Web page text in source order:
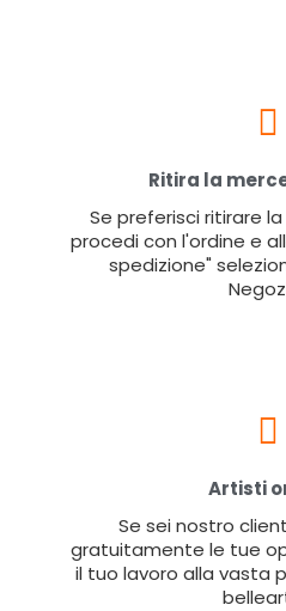
Ritira la
Se preferisci ritirare
procedi con l'ordine e
spedizione"
Artisti
Se sei nostro
gratuitamente le tue
il tuo lavoro alla vasta